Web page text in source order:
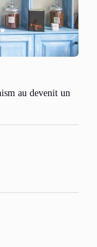
au devenit un